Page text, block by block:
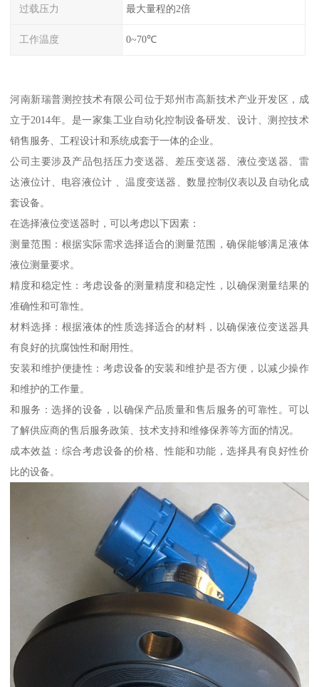
过载压力 最大量程的2倍
工作温度 0~70℃
河南新瑞普测控技术有限公司位于郑州市高新技术产业开发区，成
立于2014年。是一家集工业自动化控制设备研发、设计、测控技术
销售服务、工程设计和系统成套于一体的企业。
公司主要涉及产品包括压力变送器、差压变送器、液位变送器、雷
达液位计、电容液位计 、温度变送器、数显控制仪表以及自动化成
套设备。
在选择液位变送器时，可以考虑以下因素：
测量范围：根据实际需求选择适合的测量范围，确保能够满足液体
液位测量要求。
精度和稳定性：考虑设备的测量精度和稳定性，以确保测量结果的
准确性和可靠性。
材料选择：根据液体的性质选择适合的材料，以确保液位变送器具
有良好的抗腐蚀性和耐用性。
安装和维护便捷性：考虑设备的安装和维护是否方便，以减少操作
和维护的工作量。
和服务：选择的设备，以确保产品质量和售后服务的可靠性。可以
了解供应商的售后服务政策、技术支持和维修保养等方面的情况。
成本效益：综合考虑设备的价格、性能和功能，选择具有良好性价
比的设备。